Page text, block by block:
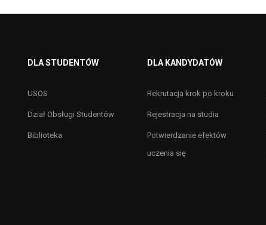
DLA STUDENTÓW
USOS
Dział Obsługi Studentów
Biblioteka
DLA KANDYDATÓW
Rekrutacja krok po kroku
Rejestracja na studia
Potwierdzanie efektów
uczenia się